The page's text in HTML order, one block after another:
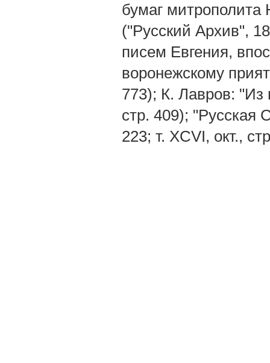
бумаг митрополита
("Русский Архив",
писем Евгения,
воронежскому
773); К. Лавров:
стр. 409); "Русская
223; т. XCVI, окт.,